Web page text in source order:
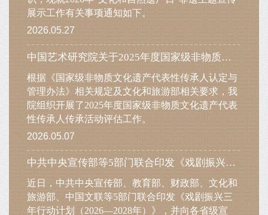
展示工作有关事项通知如下。
2026.05.27
中国艺术研究院关于2025年度国家级非物质文化遗产代表性传承人传承活动评估结果的公示
根据《国家级非物质文化遗产代表性传承人认定与
管理办法》相关规定及文化和旅游部相关要求，我
院组织开展了2025年度国家级非物质文化遗产代表
性传承人传承活动评估工作。
2026.05.07
中共中央宣传部等5部门联合印发《戏剧振兴三年行动计划（2026—2028年）》
近日，中共中央宣传部、教育部、财政部、文化和
旅游部、中国文联等5部门联合印发《戏剧振兴三
年行动计划（2026—2028年）》，并向各省级宣